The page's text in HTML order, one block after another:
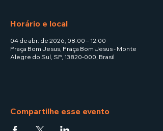
Horário e local
04 de abr. de 2026, 08:00 – 12:00
Praça Bom Jesus, Praça Bom Jesus - Monte
Alegre do Sul, SP, 13820-000, Brasil
Compartilhe esse evento